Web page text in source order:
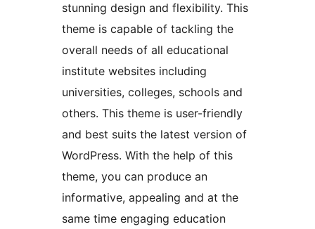
stunning design and flexibility. This
theme is capable of tackling the
overall needs of all educational
institute websites including
universities, colleges, schools and
others. This theme is user-friendly
and best suits the latest version of
WordPress. With the help of this
theme, you can produce an
informative, appealing and at the
same time engaging education